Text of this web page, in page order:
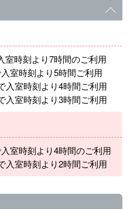
室時刻より7時間のご利用
室時刻より5時間ご利用
入室時刻より4時間ご利用
入室時刻より3時間ご利用
室時刻より4時間のご利用
入室時刻より2時間ご利用